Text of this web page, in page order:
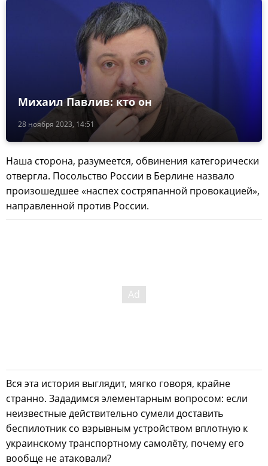
28 ноября 2023, 14:51
Михаил Павлив: кто он
Наша сторона, разумеется, обвинения категорически
отвергла. Посольство России в Берлине назвало
произошедшее «наспех состряпанной провокацией»,
направленной против России.
Вся эта история выглядит, мягко говоря, крайне
странно. Зададимся элементарным вопросом: если
неизвестные действительно сумели доставить
беспилотник со взрывным устройством вплотную к
украинскому транспортному самолёту, почему его
вообще не атаковали?